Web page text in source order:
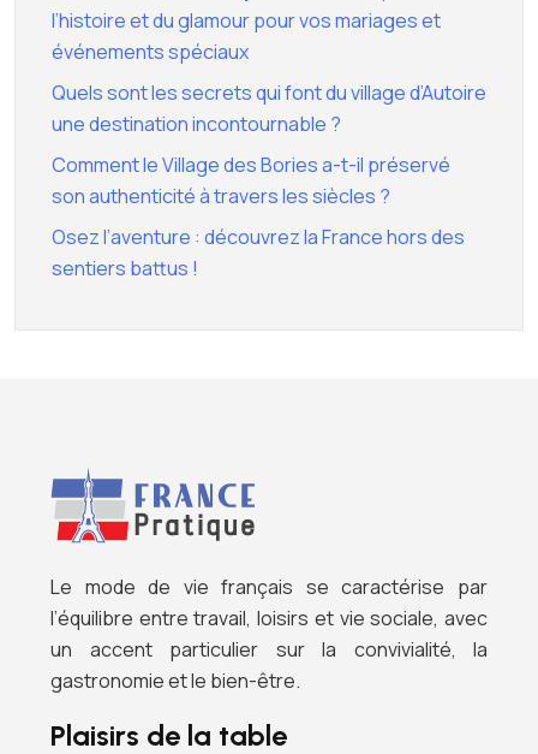
l’histoire et du glamour pour vos mariages et
événements spéciaux
Quels sont les secrets qui font du village d’Autoire
une destination incontournable ?
Comment le Village des Bories a-t-il préservé
son authenticité à travers les siècles ?
Osez l’aventure : découvrez la France hors des
sentiers battus !
Le mode de vie français se caractérise par
l’équilibre entre travail, loisirs et vie sociale, avec
un accent particulier sur la convivialité, la
gastronomie et le bien-être.
Plaisirs de la table